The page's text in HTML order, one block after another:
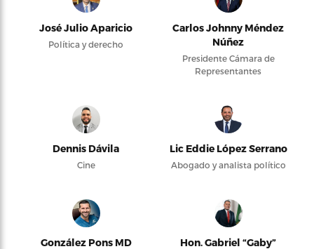
José Julio Aparicio
Política y derecho
Carlos Johnny Méndez
Núñez
Presidente Cámara de
Representantes
Dennis Dávila
Cine
Lic Eddie López Serrano
Abogado y analista político
González Pons MD
Hon. Gabriel “Gaby”